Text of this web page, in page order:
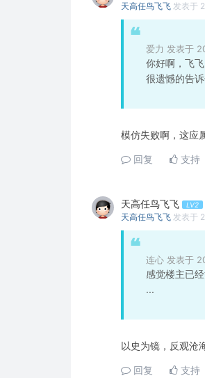
天高任鸟飞飞 发表于
爱力 发表于
你好啊，飞飞
很遗憾的告
模仿失败啊，这应
回复 支持
天高任鸟飞飞 LV2
天高任鸟飞飞 发表于
连心 发表于
感觉楼主已
...
以史为镜，反观沧
回复 支持